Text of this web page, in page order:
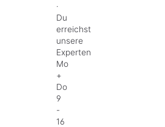
·
Du
erreichst
unsere
Experten
Mo
+
Do
9
-
16